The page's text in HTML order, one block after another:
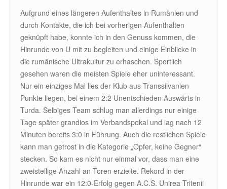
Aufgrund eines längeren Aufenthaltes in Rumänien und
durch Kontakte, die ich bei vorherigen Aufenthalten
geknüpft habe, konnte ich in den Genuss kommen, die
Hinrunde von U mit zu begleiten und einige Einblicke in
die rumänische Ultrakultur zu erhaschen. Sportlich
gesehen waren die meisten Spiele eher uninteressant.
Nur ein einziges Mal lies der Klub aus Transsilvanien
Punkte liegen, bei einem 2:2 Unentschieden Auswärts in
Turda. Selbiges Team schlug man allerdings nur einige
Tage später grandios im Verbandspokal und lag nach 12
Minuten bereits 3:0 in Führung. Auch die restlichen Spiele
kann man getrost in die Kategorie „Opfer, keine Gegner“
stecken. So kam es nicht nur einmal vor, dass man eine
zweistellige Anzahl an Toren erzielte. Rekord in der
Hinrunde war ein 12:0-Erfolg gegen A.C.S. Unirea Tritenii